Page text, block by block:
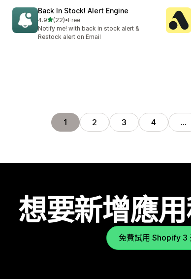
Back In Stock! Alert Engine
4.9滿分 5 顆星
(22)
共有 22 則評價
•Free
Notify me! with back in stock alert &
Restock alert on Email
1 2 3 4 …
想要新增應
免費試用 Shopify 3